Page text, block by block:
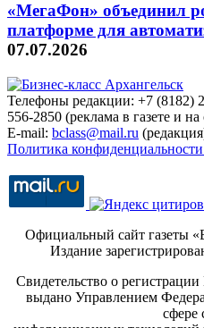
«МегаФон» объединил
платформе для
07.07.2026
Телефоны редакции: +7 (8182)
556-2850 (реклама в газете и на
E-mail: bclass@mail.ru
Политика
Официальный сайт газеты
Издание
Свидетельство о
выдано Управлением
сфере